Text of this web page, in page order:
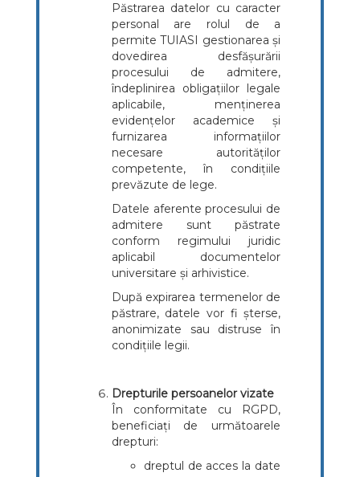
Păstrarea datelor cu caracter
personal are rolul de a
permite TUIASI gestionarea și
dovedirea desfășurării
procesului de admitere,
îndeplinirea obligațiilor legale
aplicabile, menținerea
evidențelor academice și
furnizarea informațiilor
necesare autorităților
competente, în condițiile
prevăzute de lege.
Datele aferente procesului de
admitere sunt păstrate
conform regimului juridic
aplicabil documentelor
universitare și arhivistice.
După expirarea termenelor de
păstrare, datele vor fi șterse,
anonimizate sau distruse în
condițiile legii.
Drepturile persoanelor vizate
În conformitate cu RGPD,
beneficiați de următoarele
drepturi:
dreptul de acces la date